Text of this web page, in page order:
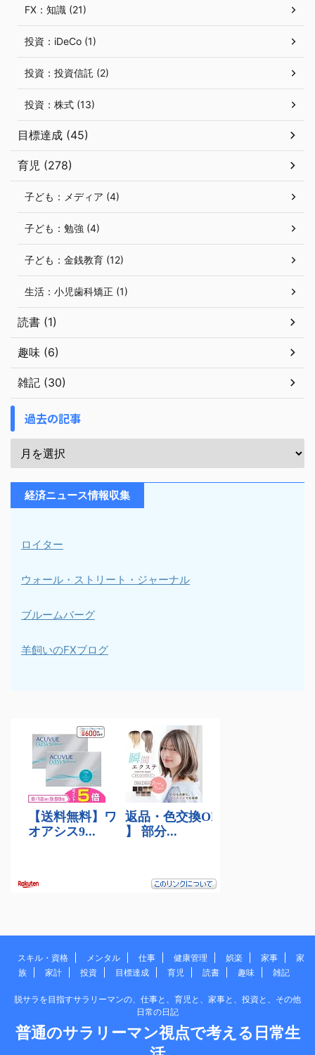
FX：知識 (21)
投資：iDeCo (1)
投資：投資信託 (2)
投資：株式 (13)
目標達成 (45)
育児 (278)
子ども：メディア (4)
子ども：勉強 (4)
子ども：金銭教育 (12)
生活：小児歯科矯正 (1)
読書 (1)
趣味 (6)
雑記 (30)
過去の記事
経済ニュース情報収集
ロイター
ウォール・ストリート・ジャーナル
ブルームバーグ
羊飼いのFXブログ
スキル・資格 メンタル 仕事 健康管理 娯楽 家事
家
族
家計 投資 目標達成 育児 読書 趣味 雑記
脱サラを目指すサラリーマンの、仕事と、育児と、家事と、投資と、その他
日常の日記
普通のサラリーマン視点で考える日常生